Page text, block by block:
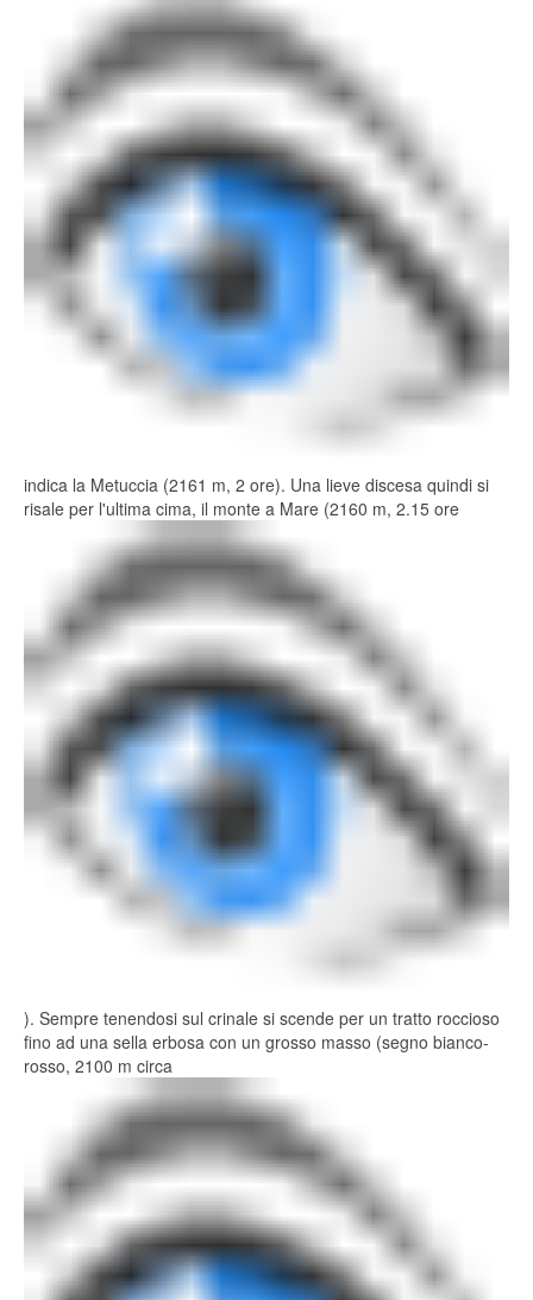
indica la Metuccia (2161 m, 2 ore). Una lieve discesa quindi si
risale per l'ultima cima, il monte a Mare (2160 m, 2.15 ore
). Sempre tenendosi sul crinale si scende per un tratto roccioso
fino ad una sella erbosa con un grosso masso (segno bianco-
rosso, 2100 m circa